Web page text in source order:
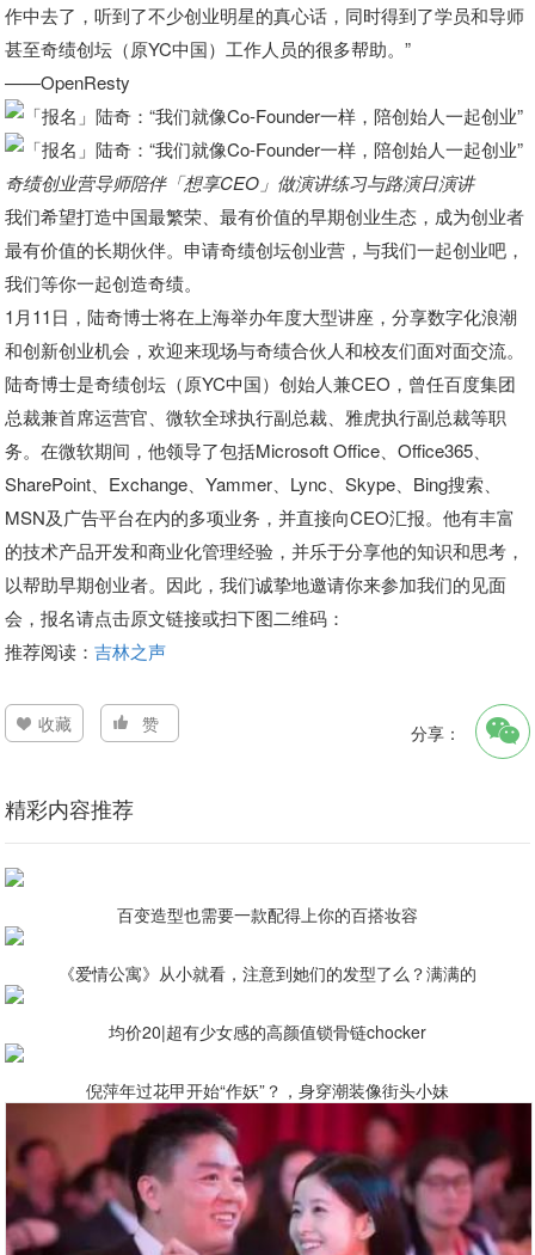
作中去了，听到了不少创业明星的真心话，同时得到了学员和导师
甚至奇绩创坛（原YC中国）工作人员的很多帮助。”
——OpenResty
奇绩创业营导师陪伴「想享CEO」做演讲练习与路演日演讲
我们希望打造中国最繁荣、最有价值的早期创业生态，成为创业者
最有价值的长期伙伴。申请奇绩创坛创业营，与我们一起创业吧，
我们等你一起创造奇绩。
1月11日，陆奇博士将在上海举办年度大型讲座，分享数字化浪潮
和创新创业机会，欢迎来现场与奇绩合伙人和校友们面对面交流。
陆奇博士是奇绩创坛（原YC中国）创始人兼CEO，曾任百度集团
总裁兼首席运营官、微软全球执行副总裁、雅虎执行副总裁等职
务。在微软期间，他领导了包括Microsoft Office、Office365、
SharePoint、Exchange、Yammer、Lync、Skype、Bing搜索、
MSN及广告平台在内的多项业务，并直接向CEO汇报。他有丰富
的技术产品开发和商业化管理经验，并乐于分享他的知识和思考，
以帮助早期创业者。因此，我们诚挚地邀请你来参加我们的见面
会，报名请点击原文链接或扫下图二维码：
推荐阅读：吉林之声
收藏 赞 分享：
精彩内容推荐
百变造型也需要一款配得上你的百搭妆容
《爱情公寓》从小就看，注意到她们的发型了么？满满的
均价20|超有少女感的高颜值锁骨链chocker
倪萍年过花甲开始“作妖”？，身穿潮装像街头小妹